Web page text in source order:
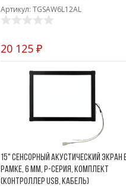
Артикул: TGSAW6L12AL
20 125 ₽
15" Сенсорный акустический экран
рамке, 6 мм, P-серия, комплект
(контроллер USB, кабель)